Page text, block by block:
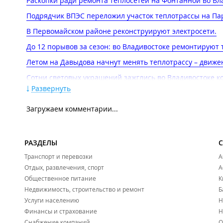
Подрядчик ВПЭС переложил участок теплотрассы на
В Первомайском районе реконструируют электросети​.
До 12 порывов за сезон: во Владивостоке ремонтируют
Летом на Давыдова начнут менять теплотрассу –
Сотни световых украшений зажглись во Владивостоке
ВПЭС переложит в 2026-м более 15 км теплосетей –
На нескольких пешеходных переходах и улицах
На Адмирала Юмашева прорвало трубу – фонтан
Речку Объяснения планируют расчистить и поднять
Возле школы для одарённых детей на Заре бьёт фонтан
2025 год
Уже месяц дорога вдоль ДВФУ по ночам погружается во
Развернуть
Загружаем комментарии...
РАЗДЕЛЫ
Транспорт и перевозки
Отдых, развлечения, спорт
Общественное питание
Недвижимость, строительство и ремонт
Услуги населению
Финансы и страхование